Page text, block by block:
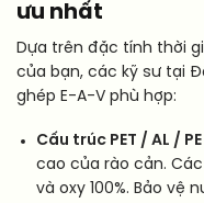
ưu nhất
Dựa trên đặc tính thời
của bạn, các kỹ sư tại
ghép E-A-V phù hợp:
Cấu trúc PET / AL /
cao của rào cản.
và oxy 100%. Bảo vệ